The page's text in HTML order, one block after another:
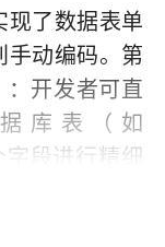
现了数据表单
手动编码。第
：开发者可直
库表（如
字段进行精细
、显示类型
显示顺序、